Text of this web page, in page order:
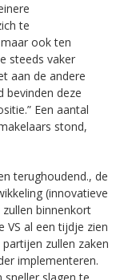
te
ook ten
steeds vaker
aan de andere
bevinden deze
Een aantal
stond,
terughoudend., de
(innovatieve
binnenkort
VS al een tijdje zien
zullen zaken
implementeren.